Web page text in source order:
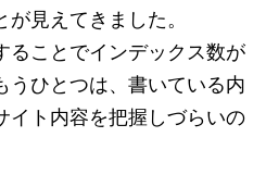
見えてきました。
ることでインデックス数が
うひとつは、書いている内
イト内容を把握しづらいの